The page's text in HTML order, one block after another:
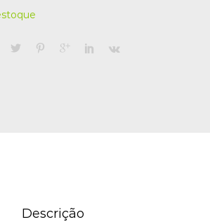
Descrição